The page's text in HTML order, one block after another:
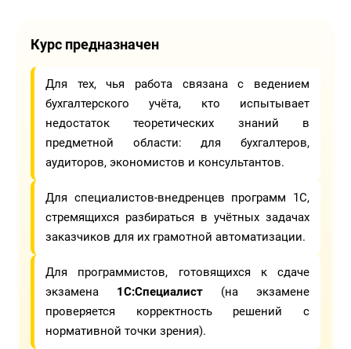
Курс предназначен
Для тех, чья работа связана с ведением
бухгалтерского учёта, кто испытывает
недостаток теоретических знаний в
предметной области: для бухгалтеров,
аудиторов, экономистов и консультантов.
Для специалистов-внедренцев программ 1С,
стремящихся разбираться в учётных задачах
заказчиков для их грамотной автоматизации.
Для программистов, готовящихся к сдаче
экзамена 1С:Специалист (на экзамене
проверяется корректность решений с
нормативной точки зрения).